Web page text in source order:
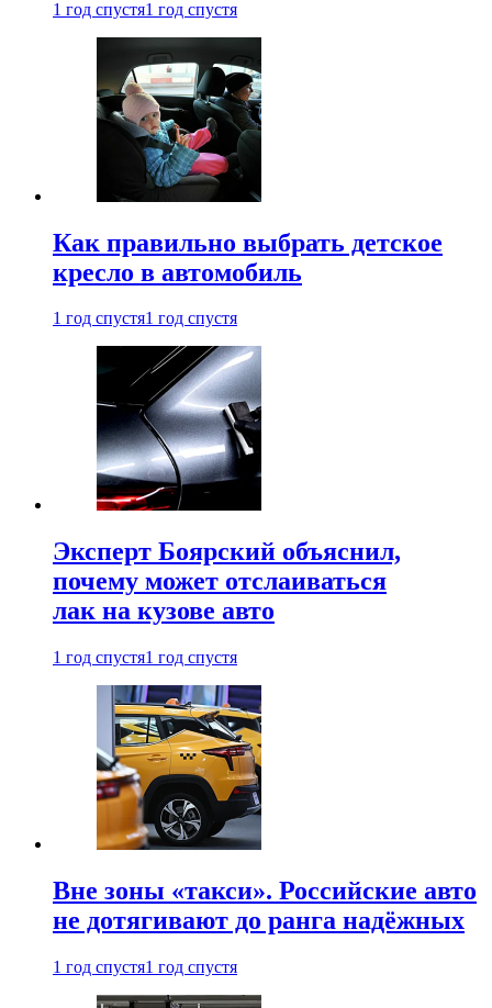
1 год спустя1 год спустя
Как правильно выбрать детское
кресло в автомобиль
1 год спустя1 год спустя
Эксперт Боярский объяснил,
почему может отслаиваться
лак на кузове авто
1 год спустя1 год спустя
Вне зоны «такси». Российские авто
не дотягивают до ранга надёжных
1 год спустя1 год спустя